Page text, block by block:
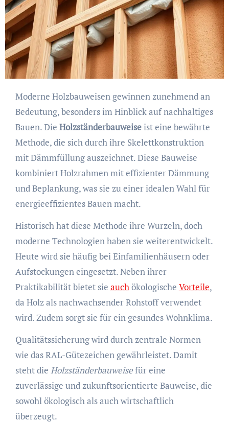
Moderne Holzbauweisen gewinnen zunehmend an
Bedeutung, besonders im Hinblick auf nachhaltiges
Bauen. Die Holzständerbauweiseist eine bewährte
Methode, die sich durch ihre Skelettkonstruktion
mit Dämmfüllung auszeichnet. Diese Bauweise
kombiniert Holzrahmen mit effizienter Dämmung
und Beplankung, was sie zu einer idealen Wahl für
energieeffizientes Bauen macht.
Historisch hat diese Methode ihre Wurzeln, doch
moderne Technologien haben sie weiterentwickelt.
Heute wird sie häufig bei Einfamilienhäusern oder
Aufstockungen eingesetzt. Neben ihrer
Praktikabilität bietet sie auchökologische Vorteile,
da Holz als nachwachsender Rohstoff verwendet
wird. Zudem sorgt sie für ein gesundes Wohnklima.
Qualitätssicherung wird durch zentrale Normen
wie das RAL-Gütezeichen gewährleistet. Damit
steht die Holzständerbauweisefür eine
zuverlässige und zukunftsorientierte Bauweise, die
sowohl ökologisch als auch wirtschaftlich
überzeugt.